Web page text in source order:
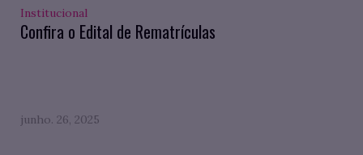
Institucional
Confira o Edital de Rematrículas
junho. 26, 2025